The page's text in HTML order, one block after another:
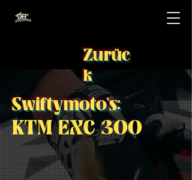
Zurüc
k
Swiftymoto's:
KTM EXC 300